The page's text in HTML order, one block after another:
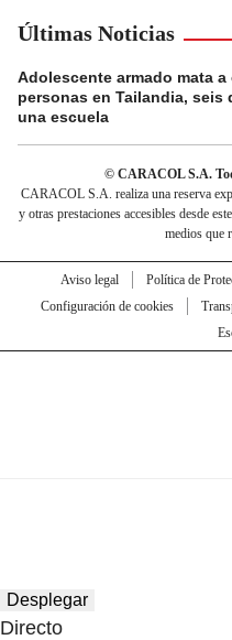
Últimas Noticias
Adolescente armado mata a
personas en Tailandia, seis
una escuela
© CARACOL S.A.
CARACOL S.A. realiza una reserva
y otras prestaciones accesibles desde
medios que
Aviso legal Política de
Configuración de cookies
Desplegar
Directo